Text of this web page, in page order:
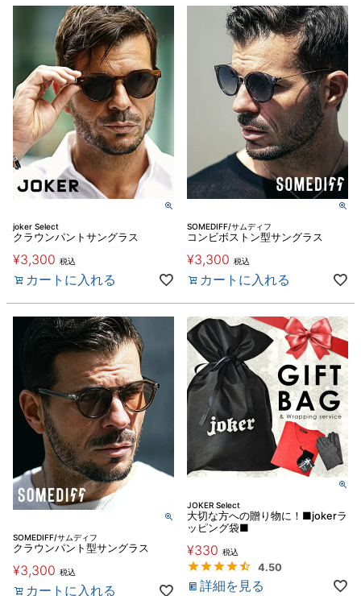
joker Select
クラウンパントサングラス
¥3,300 税込
カートに入れる
SOMEDIFF/サムディフ
コンビボストン型サングラス
¥3,300 税込
カートに入れる
SOMEDIFF/サムディフ
クラウンパント型サングラス
¥3,300 税込
カートに入れる
JOKER Select
大切な方への贈り物に！■jokerラ
ッピング袋■
¥330 税込
4.50
詳細を見る